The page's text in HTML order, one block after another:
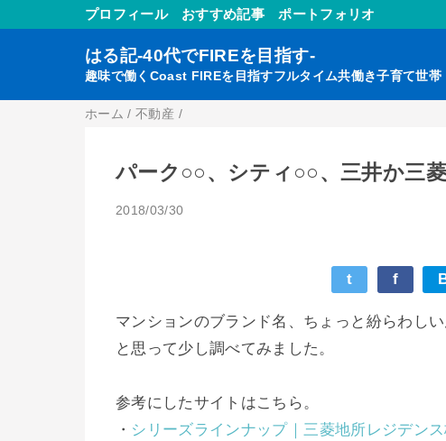
プロフィール おすすめ記事 ポートフォリオ
はる記-40代でFIREを目指す-
趣味で働くCoast FIREを目指すフルタイム共働き子育て世帯
ホーム /不動産 /
パーク○○、シティ○○、三井か三
2018/03/30
t f
マンションのブランド名、ちょっと紛らわしい
と思って少し調べてみました。
参考にしたサイトはこちら。
・ シリーズラインナップ｜三菱地所レジデン